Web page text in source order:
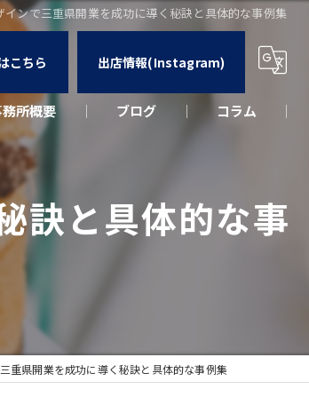
インで三重県開業を成功に導く秘訣と具体的な事例集
こちら 出店情報(Instagram)
所概要 ブログ コラム
訣と具体的な事
重県開業を成功に導く秘訣と具体的な事例集